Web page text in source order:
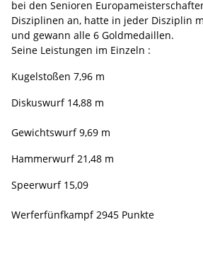
bei den Senioren
Disziplinen an, hatte in jeder Disziplin
und gewann alle 6 Goldmedaillen.
Seine Leistungen im Einzeln :
Kugelstoßen 7,96 m
Diskuswurf 14,88 m
Gewichtswurf 9,69 m
Hammerwurf 21,48 m
Speerwurf 15,09
Werferfünfkampf 2945 Punkte